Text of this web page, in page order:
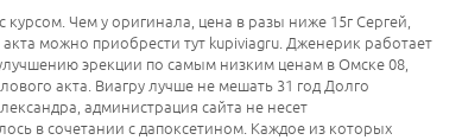
Чем у оригинала, цена в разы ниже 15г Сергей,
можно приобрести тут kupiviagru. Дженерик работает
эрекции по самым низким ценам в Омске 08,
акта. Виагру лучше не мешать 31 год Долго
администрация сайта не несет
в сочетании с дапоксетином. Каждое из которых